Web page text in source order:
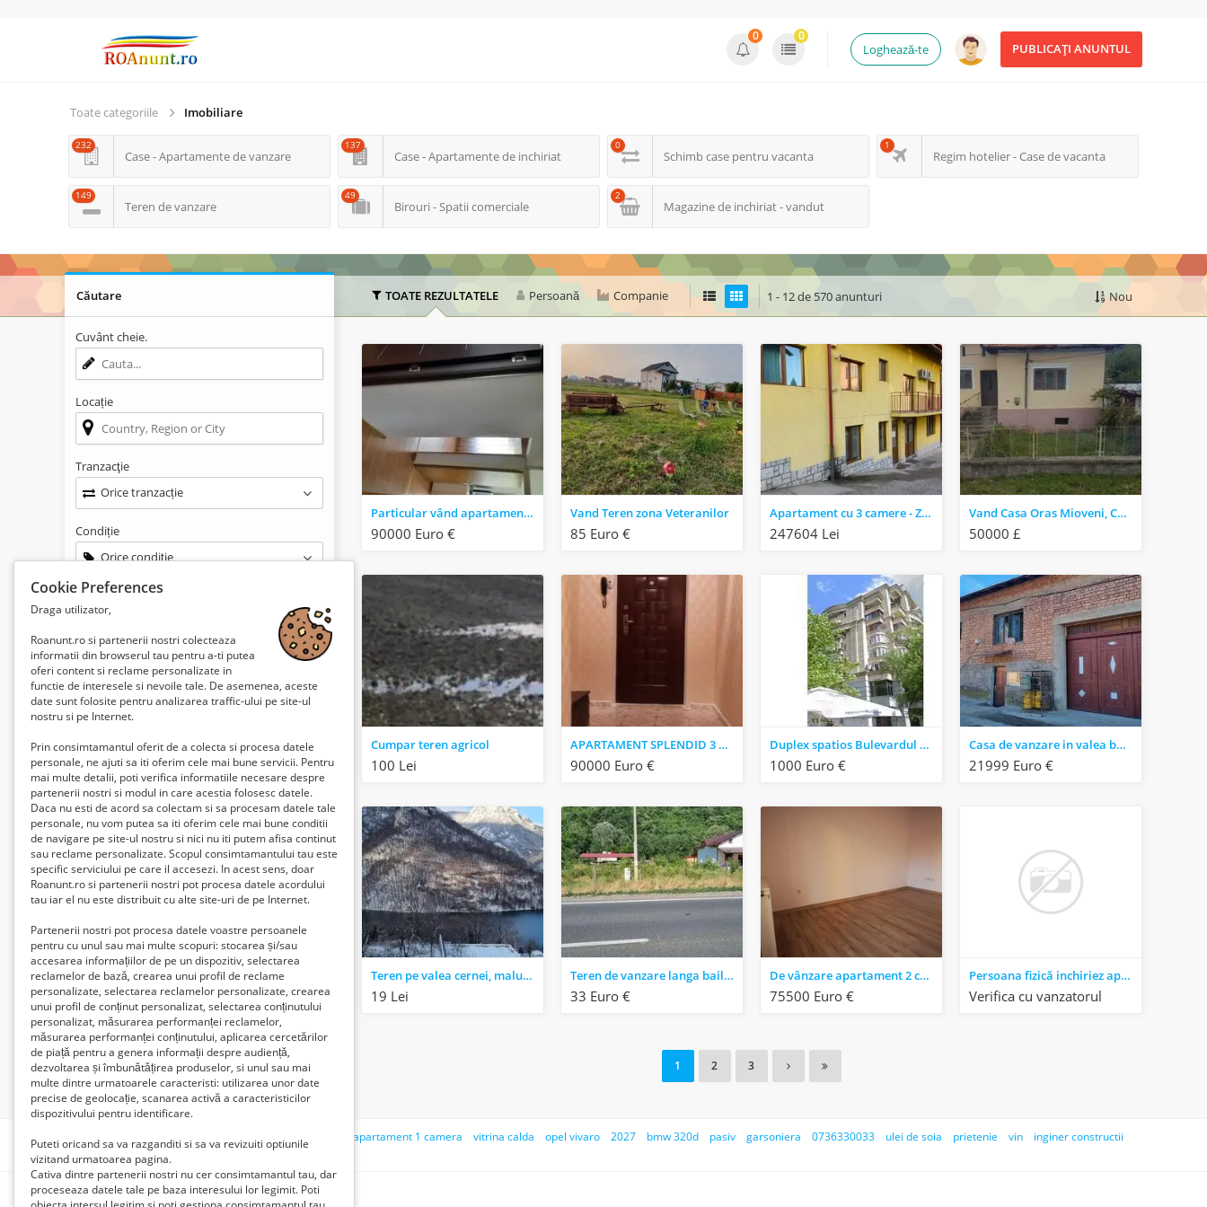
PUBLICAȚI ANUNTUL
Loghează-te
0 0
Toate categoriile Imobiliare
Case - Apartamente de vanzare
232
Case - Apartamente de inchiriat
137
Schimb case pentru vacanta
0
Regim hotelier - Case de vacanta
1
Teren de vanzare
149
Birouri - Spatii comerciale
49
Magazine de inchiriat - vandut
2
TOATE REZULTATELE Persoană Companie 1 - 12 de 570 anunturi Nou
Particular vând apartament 3 camere
90000 Euro €
Vand Teren zona Veteranilor
85 Euro €
Apartament cu 3 camere - Zalau, str. Closca
247604 Lei
Vand Casa Oras Mioveni, Cartier Clucereasa Suprafata 928mp (T+casa)
50000 £
Cumpar teren agricol
100 Lei
APARTAMENT SPLENDID 3 CAMERE DRUMUL TABEREI-VALEA IALOMITEI
90000 Euro €
Duplex spatios Bulevardul Unirii
1000 Euro €
Casa de vanzare in valea bolvasnitei
21999 Euro €
Teren pe valea cernei, malul drept al lacului prisaca dupa 7 izvoare.
19 Lei
Teren de vanzare langa baile herculane.
33 Euro €
De vânzare apartament 2 cam. finisat, in Florești, Jud. Cluj
75500 Euro €
Persoana fizică inchiriez apartament 2camere
Verifica cu vanzatorul
1 2 3
Căutare
Cuvânt cheie.
Locație
Tranzacţie
Orice tranzacție
Condiție
Orice condiție
Perioadă
Numai articole cu imagine
Căutare
Abonați-vă la această căutare
Curățați câmpurile
Cookie Preferences
Draga utilizator,
Roanunt.ro si partenerii nostri colecteaza
informatii din browserul tau pentru a-ti putea
oferi content si reclame personalizate in
functie de interesele si nevoile tale. De asemenea, aceste
date sunt folosite pentru analizarea traffic-ului pe site-ul
nostru si pe Internet.
Prin consimtamantul oferit de a colecta si procesa datele
personale, ne ajuti sa iti oferim cele mai bune servicii. Pentru
mai multe detalii, poti verifica informatiile necesare despre
partenerii nostri si modul in care acestia folosesc datele.
Daca nu esti de acord sa colectam si sa procesam datele tale
personale, nu vom putea sa iti oferim cele mai bune conditii
de navigare pe site-ul nostru si nici nu iti putem afisa continut
sau reclame personalizate. Scopul consimtamantului tau este
specific serviciului pe care il accesezi. In acest sens, doar
Roanunt.ro si partenerii nostri pot procesa datele acordului
tau iar el nu este distribuit cu alte site-uri de pe Internet.
Partenerii nostri pot procesa datele voastre persoanele
pentru cu unul sau mai multe scopuri: stocarea și/sau
accesarea informațiilor de pe un dispozitiv, selectarea
reclamelor de bază, crearea unui profil de reclame
personalizate, selectarea reclamelor personalizate, crearea
unui profil de conținut personalizat, selectarea conținutului
personalizat, măsurarea performanței reclamelor,
măsurarea performanței conținutului, aplicarea cercetărilor
de piață pentru a genera informații despre audiență,
dezvoltarea și îmbunătățirea produselor, si unul sau mai
multe dintre urmatoarele caracteristi: utilizarea unor date
precise de geolocație, scanarea activă a caracteristicilor
dispozitivului pentru identificare.
Puteti oricand sa va razganditi si sa va revizuiti optiunile
vizitand urmatoarea pagina.
Cativa dintre partenerii nostri nu cer consimtamantul tau, dar
proceseaza datele tale pe baza interesului lor legimit. Poti
Căutări recente: formatie nunta 50 lei total apartament 1 camera vitrina calda opel vivaro 2027 bmw 320d pasiv garsoniera 0736330033 ulei de soia prietenie vin
inginer constructii
radio tg jiu
ofer